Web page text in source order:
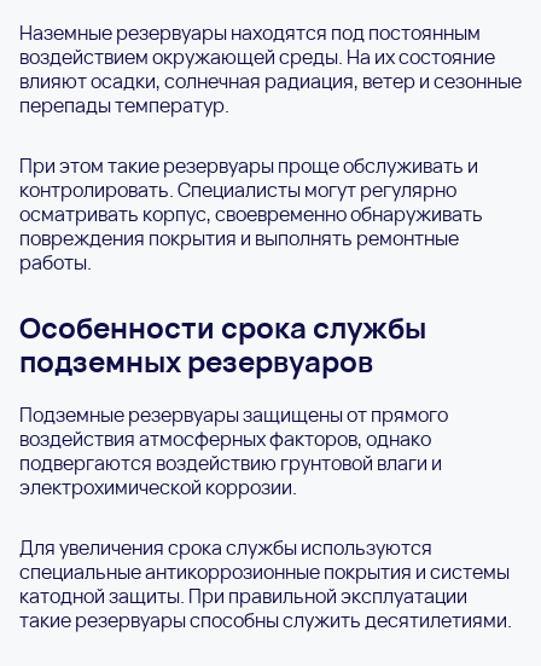
Наземные резервуары находятся под постоянным
воздействием окружающей среды. На их состояние
влияют осадки, солнечная радиация, ветер и сезонные
перепады температур.
При этом такие резервуары проще обслуживать и
контролировать. Специалисты могут регулярно
осматривать корпус, своевременно обнаруживать
повреждения покрытия и выполнять ремонтные
работы.
Особенности срока службы
подземных резервуаров
Подземные резервуары защищены от прямого
воздействия атмосферных факторов, однако
подвергаются воздействию грунтовой влаги и
электрохимической коррозии.
Для увеличения срока службы используются
специальные антикоррозионные покрытия и системы
катодной защиты. При правильной эксплуатации
такие резервуары способны служить десятилетиями.